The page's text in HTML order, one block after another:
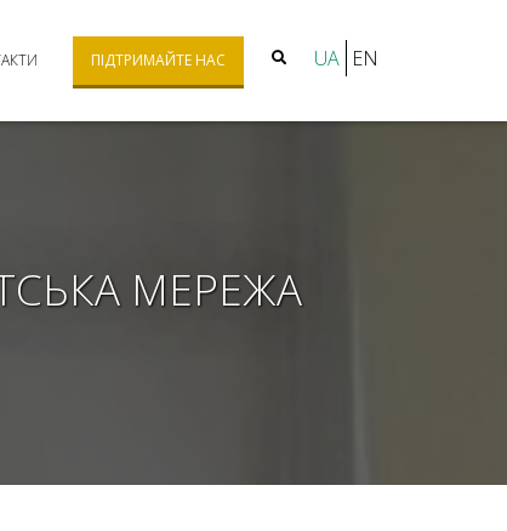
ПІДТРИМАЙТЕ НАС UA EN
МЕРЕЖА